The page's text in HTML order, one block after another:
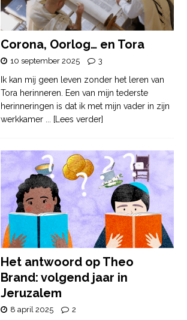
Corona, Oorlog… en Tora
10 september 2025 3
Ik kan mij geen leven zonder het leren van
Tora herinneren. Een van mijn tederste
herinneringen is dat ik met mijn vader in zijn
werkkamer ... [Lees verder]
Het antwoord op Theo
Brand: volgend jaar in
Jeruzalem
8 april 2025 2